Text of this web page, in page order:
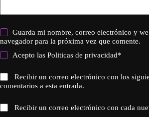
Guarda mi nombre, correo electrónico y
navegador para la próxima vez que comente.
Acepto lasPoliticas de privacidad*
Recibir un correo electrónico con los
comentarios a esta entrada.
Recibir un correo electrónico con cada